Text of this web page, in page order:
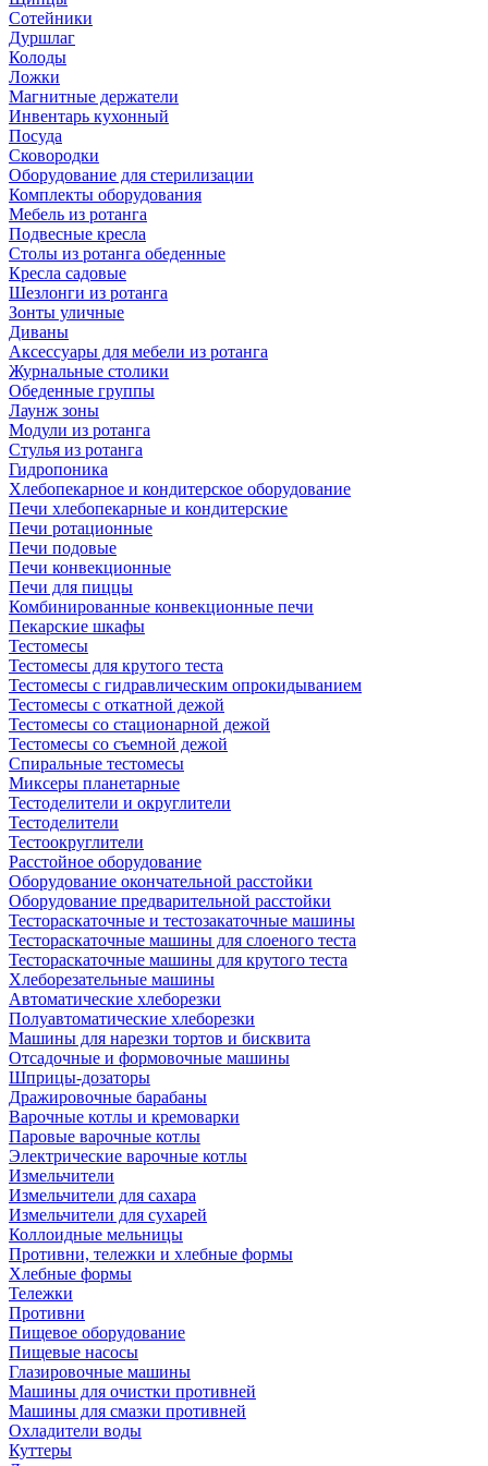
Сотейники
Дуршлаг
Колоды
Ложки
Магнитные держатели
Инвентарь кухонный
Посуда
Сковородки
Оборудование для стерилизации
Комплекты оборудования
Мебель из ротанга
Подвесные кресла
Столы из ротанга обеденные
Кресла садовые
Шезлонги из ротанга
Зонты уличные
Диваны
Аксессуары для мебели из ротанга
Журнальные столики
Обеденные группы
Лаунж зоны
Модули из ротанга
Стулья из ротанга
Гидропоника
Хлебопекарное и кондитерское оборудование
Печи хлебопекарные и кондитерские
Печи ротационные
Печи подовые
Печи конвекционные
Печи для пиццы
Комбинированные конвекционные печи
Пекарские шкафы
Тестомесы
Тестомесы для крутого теста
Тестомесы с гидравлическим опрокидыванием
Тестомесы с откатной дежой
Тестомесы со стационарной дежой
Тестомесы со съемной дежой
Спиральные тестомесы
Миксеры планетарные
Тестоделители и округлители
Тестоделители
Тестоокруглители
Расстойное оборудование
Оборудование окончательной расстойки
Оборудование предварительной расстойки
Тестораскаточные и тестозакаточные машины
Тестораскаточные машины для слоеного теста
Тестораскаточные машины для крутого теста
Хлеборезательные машины
Автоматические хлеборезки
Полуавтоматические хлеборезки
Машины для нарезки тортов и бисквита
Отсадочные и формовочные машины
Шприцы-дозаторы
Дражировочные барабаны
Варочные котлы и кремоварки
Паровые варочные котлы
Электрические варочные котлы
Измельчители
Измельчители для сахара
Измельчители для сухарей
Коллоидные мельницы
Противни, тележки и хлебные формы
Хлебные формы
Тележки
Противни
Пищевое оборудование
Пищевые насосы
Глазировочные машины
Машины для очистки противней
Машины для смазки противней
Охладители воды
Куттеры